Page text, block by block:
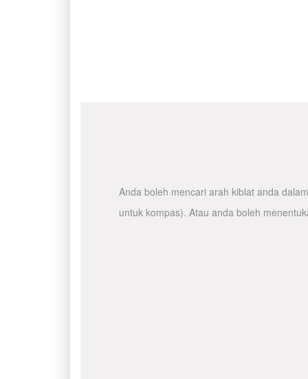
Anda boleh mencari arah kiblat anda
untuk kompas). Atau anda boleh